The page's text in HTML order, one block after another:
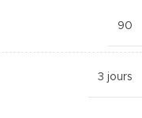
90
3 jours